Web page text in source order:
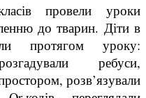
провели уроки
до тварин. Діти в
протягом уроку:
ребуси,
розв’язували